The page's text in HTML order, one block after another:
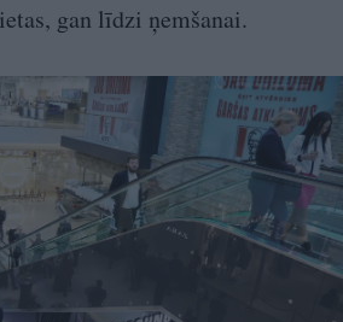
gan līdzi ņemšanai.